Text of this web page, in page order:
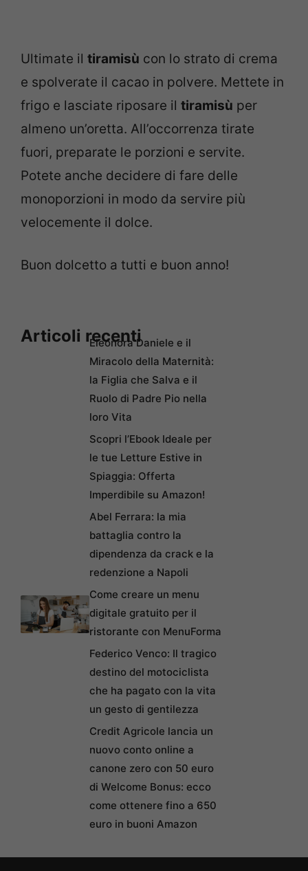
Ultimate il tiramisù con lo strato di crema
e spolverate il cacao in polvere. Mettete in
frigo e lasciate riposare il tiramisù per
almeno un’oretta. All’occorrenza tirate
fuori, preparate le porzioni e servite.
Potete anche decidere di fare delle
monoporzioni in modo da servire più
velocemente il dolce.
Buon dolcetto a tutti e buon anno!
Articoli recentiEleonora Daniele e il
Miracolo della Maternità:
la Figlia che Salva e il
Ruolo di Padre Pio nella
loro Vita
Scopri l’Ebook Ideale per
le tue Letture Estive in
Spiaggia: Offerta
Imperdibile su Amazon!
Abel Ferrara: la mia
battaglia contro la
dipendenza da crack e la
redenzione a Napoli
Come creare un menu
digitale gratuito per il
ristorante con MenuForma
Federico Venco: Il tragico
destino del motociclista
che ha pagato con la vita
un gesto di gentilezza
Credit Agricole lancia un
nuovo conto online a
canone zero con 50 euro
di Welcome Bonus: ecco
come ottenere fino a 650
euro in buoni Amazon